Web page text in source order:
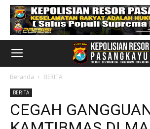
Beranda BERITA
BERITA
CEGAH